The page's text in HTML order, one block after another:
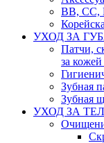
BB, CC,
УХОД ЗА
Патчи,
за кожей
Зубная
Зубная
УХОД ЗА